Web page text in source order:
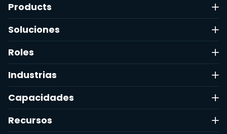
Products
Soluciones
Roles
Industrias
Capacidades
Recursos